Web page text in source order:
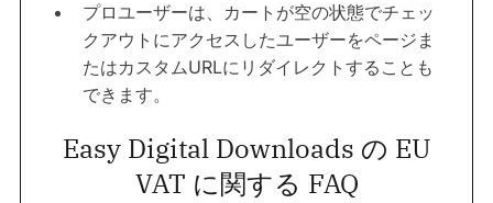
プロユーザーは、カートが空の状態でチェッ
クアウトにアクセスしたユーザーをページま
たはカスタムURLにリダイレクトすることも
できます。
Easy Digital Downloads の EU
VAT に関する FAQ